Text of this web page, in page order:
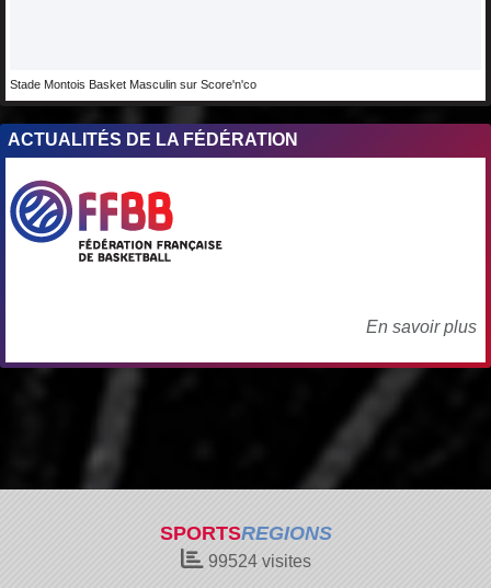
Stade Montois Basket Masculin sur Score'n'co
ACTUALITÉS DE LA FÉDÉRATION
En savoir plus
SPORTSREGIONS
99524visites